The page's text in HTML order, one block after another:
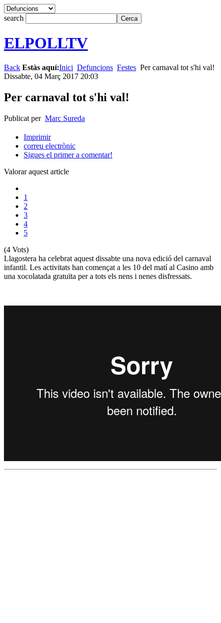
search
ELPOLLTV
Back Estàs aquí:Inici Defuncions Festes Per carnaval tot s'hi val!
Dissabte, 04 Març 2017 20:03
Per carnaval tot s'hi val!
Publicat per Marc Sureda
Imprimir
correu electrònic
Sigues el primer a comentar!
Valorar aquest article
1
2
3
4
5
(4 Vots)
Llagostera ha celebrat aquest dissabte una nova edició del carnaval
infantil. Les activitats han començat a les 10 del matí al Casino amb
una xocolatada gratuïta per a tots els nens i nenes disfressats.